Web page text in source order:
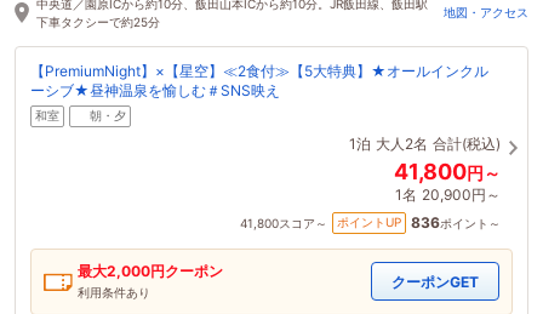
中央道／園原ICから約10分、飯田山本ICから約10分。JR飯田線、飯田駅
下車タクシーで約25分
地図・アクセス
【PremiumNight】×【星空】≪2食付≫【5大特典】★オールインクル
ーシブ★昼神温泉を愉しむ＃SNS映え
和室 朝・夕
1泊 大人2名 合計(税込)
41,800円～
1名 20,900円～
41,800スコア～ ポイントUP 836ポイント～
最大2,000円クーポン
利用条件あり
クーポンGET